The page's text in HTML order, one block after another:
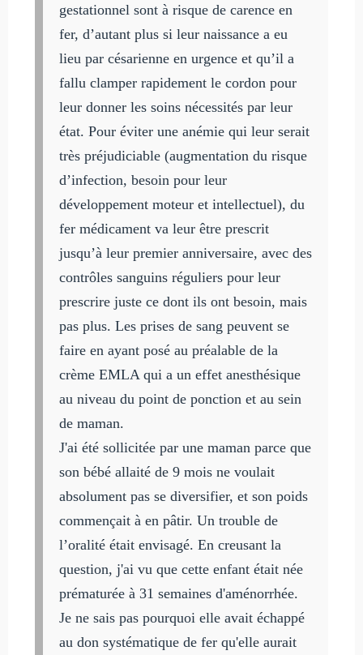
gestationnel sont à risque de carence en
fer, d’autant plus si leur naissance a eu
lieu par césarienne en urgence et qu’il a
fallu clamper rapidement le cordon pour
leur donner les soins nécessités par leur
état. Pour éviter une anémie qui leur serait
très préjudiciable (augmentation du risque
d’infection, besoin pour leur
développement moteur et intellectuel), du
fer médicament va leur être prescrit
jusqu’à leur premier anniversaire, avec des
contrôles sanguins réguliers pour leur
prescrire juste ce dont ils ont besoin, mais
pas plus. Les prises de sang peuvent se
faire en ayant posé au préalable de la
crème EMLA qui a un effet anesthésique
au niveau du point de ponction et au sein
de maman.
J'ai été sollicitée par une maman parce que
son bébé allaité de 9 mois ne voulait
absolument pas se diversifier, et son poids
commençait à en pâtir. Un trouble de
l’oralité était envisagé. En creusant la
question, j'ai vu que cette enfant était née
prématurée à 31 semaines d'aménorrhée.
Je ne sais pas pourquoi elle avait échappé
au don systématique de fer qu'elle aurait